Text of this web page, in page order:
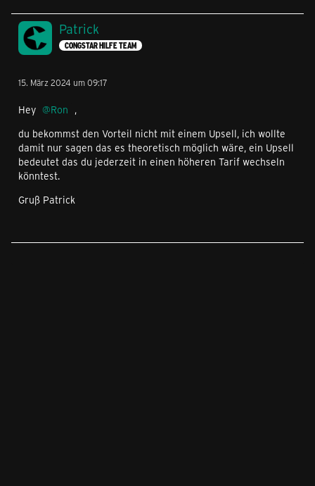
Patrick
CONGSTAR HILFE TEAM
15. März 2024 um 09:17
Hey Ron ,
du bekommst den Vorteil nicht mit einem Upsell, ich wollte
damit nur sagen das es theoretisch möglich wäre, ein Upsell
bedeutet das du jederzeit in einen höheren Tarif wechseln
könntest.
Gruß Patrick